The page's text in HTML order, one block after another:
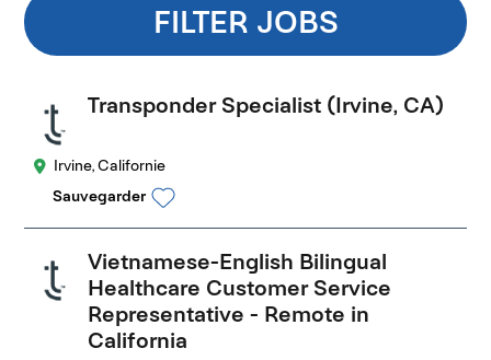
FILTER JOBS
Transponder Specialist (Irvine, CA)
Irvine, Californie
Sauvegarder
Vietnamese-English Bilingual
Healthcare Customer Service
Representative - Remote in
California